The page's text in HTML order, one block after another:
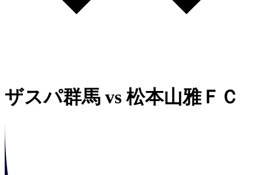
ザスパ群馬 vs 松本山雅ＦＣ